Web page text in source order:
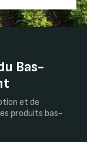
Bas-
et de
produits bas-